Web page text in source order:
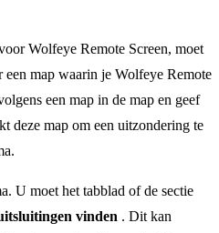
Wolfeye Remote Screen, moet
een map waarin je Wolfeye Remote
een map in de map en geef
deze map om een uitzondering te
U moet het tabblad of de sectie
vinden . Dit kan